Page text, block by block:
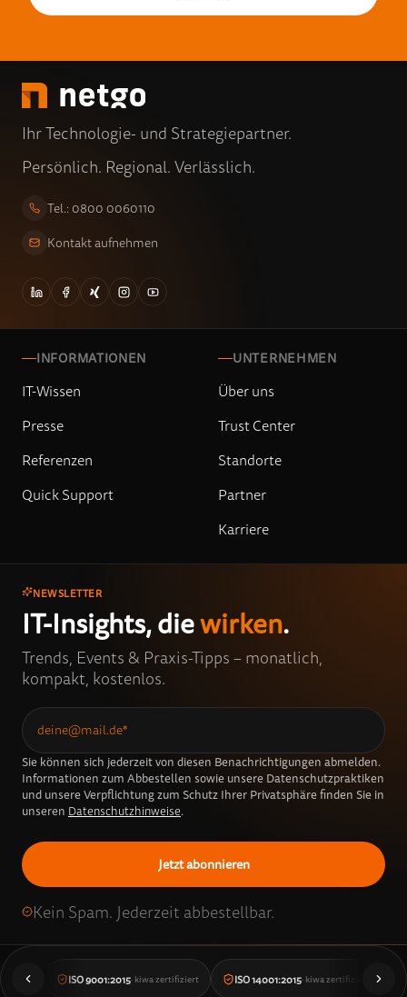
Ihr Technologie- und Strategiepartner.
Persönlich. Regional. Verlässlich.
Tel.: 0800 0060110
Kontakt aufnehmen
INFORMATIONEN
IT-Wissen
Presse
Referenzen
Quick Support
UNTERNEHMEN
Über uns
Trust Center
Standorte
Partner
Karriere
NEWSLETTER
IT-Insights, diewirken.
Trends, Events & Praxis-Tipps – monatlich,
kompakt, kostenlos.
Sie können sich jederzeit von diesen Benachrichtigungen abmelden.
Informationen zum Abbestellen sowie unsere Datenschutzpraktiken
und unsere Verpflichtung zum Schutz Ihrer Privatsphäre finden Sie in
unseren Datenschutzhinweise.
Kein Spam. Jederzeit abbestellbar.
ISO 9001:2015· kiwa zertifiziert ISO 14001:2015· kiwa zertifiziert